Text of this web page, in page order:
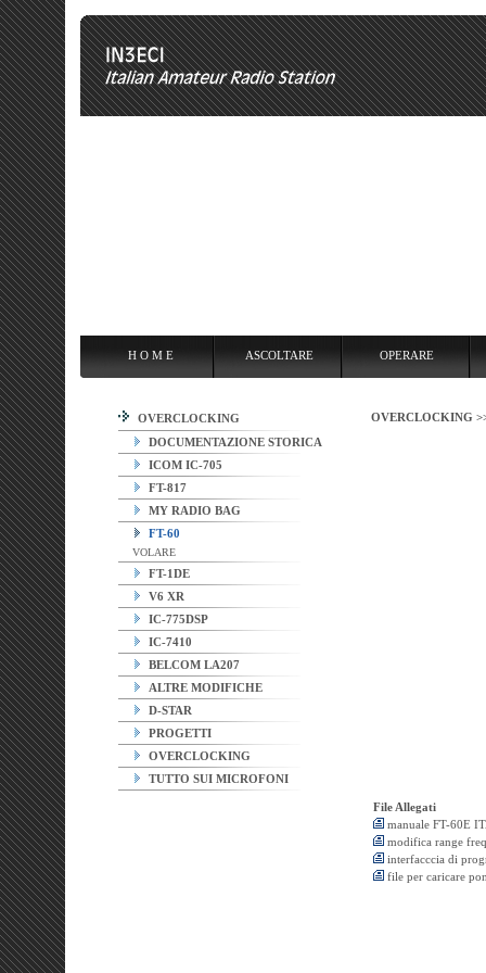
OVERCLOCKING
DOCUMENTAZIONE STORICA
ICOM IC-705
FT-817
MY RADIO BAG
FT-60
VOLARE
FT-1DE
V6 XR
IC-775DSP
IC-7410
BELCOM LA207
ALTRE MODIFICHE
D-STAR
PROGETTI
OVERCLOCKING
TUTTO SUI MICROFONI
OVERCLOCKING
File Allegati
manuale FT-60E
modifica range
interfacccia di
file per caricare
H O M E ASCOLTARE OPERARE